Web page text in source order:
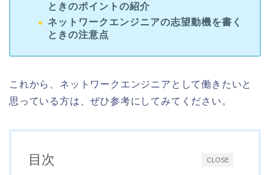
ときのポイントの紹介
ネットワークエンジニアの志望動機を書く
ときの注意点
これから、ネットワークエンジニアとして働きたいと
思っている方は、ぜひ参考にしてみてください。
CLOSE
目次